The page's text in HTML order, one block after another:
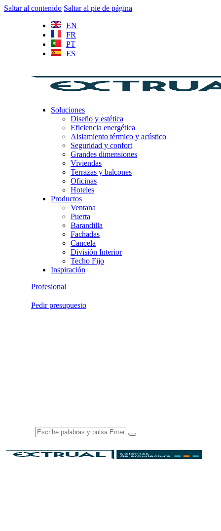
Saltar al contenido Saltar al pie de página
EN
FR
PT
ES
Soluciones
Diseño y estética
Eficiencia energética
Aislamiento térmico y acústico
Seguridad y confort
Grandes dimensiones
Viviendas
Terrazas y balcones
Oficinas
Hoteles
Productos
Ventana
Puerta
Barandilla
Fachadas
Cancela
División Interior
Techo Fijo
Inspiración
Profesional
Pedir presupuesto